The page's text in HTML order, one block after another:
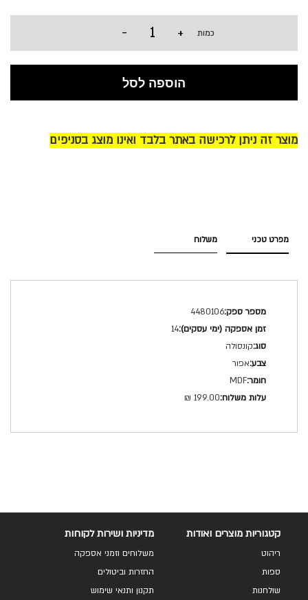
כמות +
-
הוספה לסל
מוצר זה ניתן לרכישה באתר בלבד ואינו מוצג בסניפים
מפרט טכני
מפרט
טכני
4480106
14
קונסולה
אפור
MDF
199.00 ₪
משלוח
קטגוריות מוצרים ואודות
ריהוט
ספות
שולחנות
מדיניות ושירות לקוחות
משלוחים וזמני אספקה
החזרות וביטולים
תקנון ותנאי שימוש